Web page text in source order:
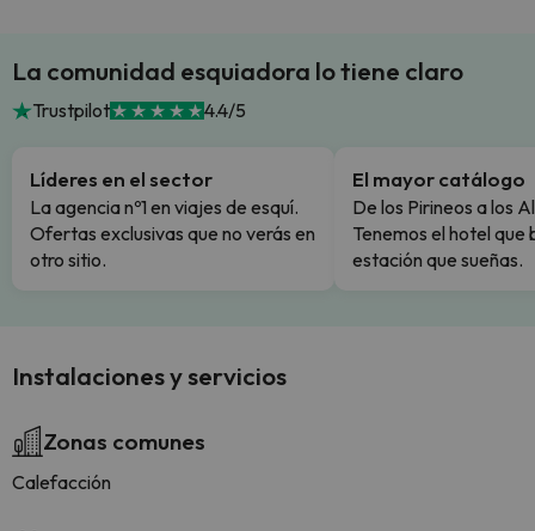
La comunidad esquiadora lo tiene claro
Trustpilot 4.4/5
Líderes en el sector
La agencia nº1 en viajes de esquí.
Ofertas exclusivas que no verás en
otro sitio.
El mayor catálogo
De los Pirineos a los
Tenemos el hotel que
estación que sueñas.
Instalaciones y servicios
Zonas comunes
Calefacción